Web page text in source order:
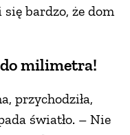
się bardzo, że dom
milimetra!
przychodziła,
światło. – Nie